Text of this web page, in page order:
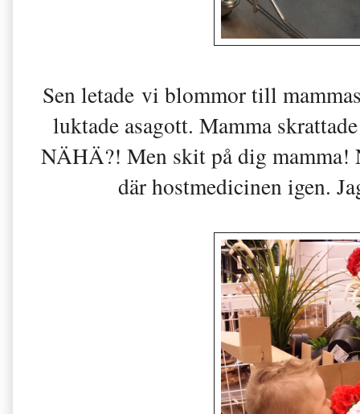
Sen letade vi blommor till
luktade asagott. Mamma
NÄHÄ?! Men skit på dig mamma!
där hostmedicinen igen.